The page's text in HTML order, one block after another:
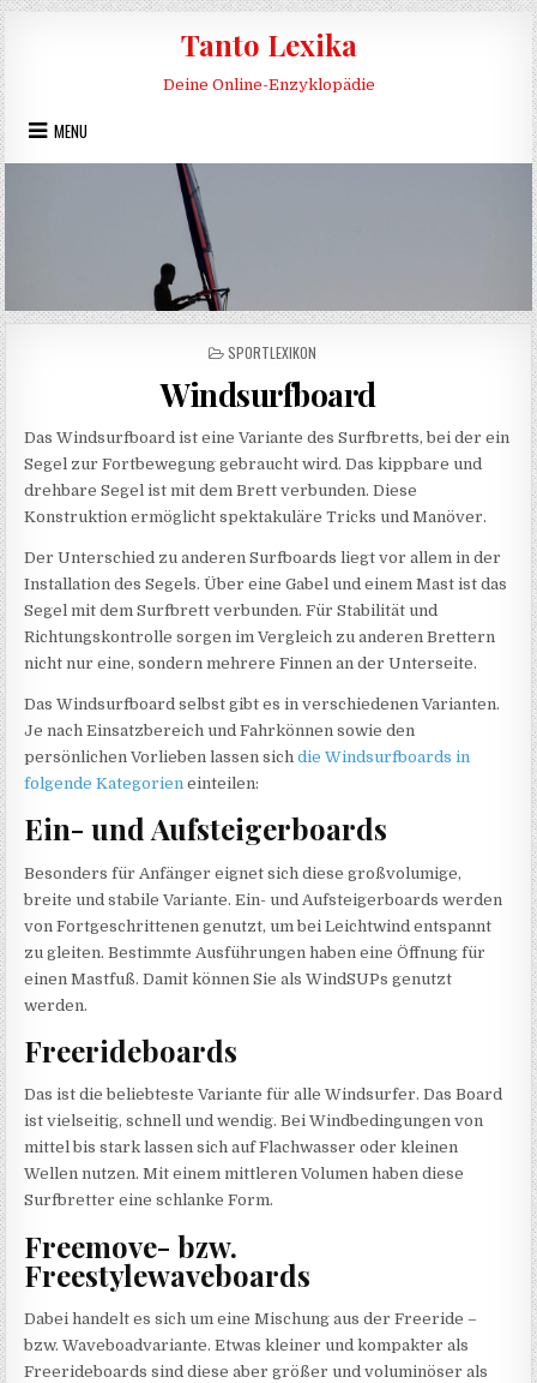
Skip to content
Tanto Lexika
Deine Online-Enzyklopädie
MENU
POSTED IN
SPORTLEXIKON
Windsurfboard
Das Windsurfboard ist eine Variante des Surfbretts, bei der ein
Segel zur Fortbewegung gebraucht wird. Das kippbare und
drehbare Segel ist mit dem Brett verbunden. Diese
Konstruktion ermöglicht spektakuläre Tricks und Manöver.
Der Unterschied zu anderen Surfboards liegt vor allem in der
Installation des Segels. Über eine Gabel und einem Mast ist das
Segel mit dem Surfbrett verbunden. Für Stabilität und
Richtungskontrolle sorgen im Vergleich zu anderen Brettern
nicht nur eine, sondern mehrere Finnen an der Unterseite.
Das Windsurfboard selbst gibt es in verschiedenen Varianten.
Je nach Einsatzbereich und Fahrkönnen sowie den
persönlichen Vorlieben lassen sichdie Windsurfboards in
folgende Kategorien einteilen:
Ein- und Aufsteigerboards
Besonders für Anfänger eignet sich diese großvolumige,
breite und stabile Variante. Ein- und Aufsteigerboards werden
von Fortgeschrittenen genutzt, um bei Leichtwind entspannt
zu gleiten. Bestimmte Ausführungen haben eine Öffnung für
einen Mastfuß. Damit können Sie als WindSUPs genutzt
werden.
Freerideboards
Das ist die beliebteste Variante für alle Windsurfer. Das Board
ist vielseitig, schnell und wendig. Bei Windbedingungen von
mittel bis stark lassen sich auf Flachwasser oder kleinen
Wellen nutzen. Mit einem mittleren Volumen haben diese
Surfbretter eine schlanke Form.
Freemove- bzw.
Freestylewaveboards
Dabei handelt es sich um eine Mischung aus der Freeride –
bzw. Waveboadvariante. Etwas kleiner und kompakter als
Freerideboards sind diese aber größer und voluminöser als